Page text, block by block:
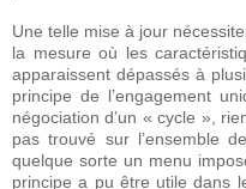
Une telle mise à jour
la mesure où les
apparaissent dépassés à
principe de l’engagement
négociation d’un « cycle »,
pas trouvé sur l’ensemble
quelque sorte un menu
principe a pu être utile dans